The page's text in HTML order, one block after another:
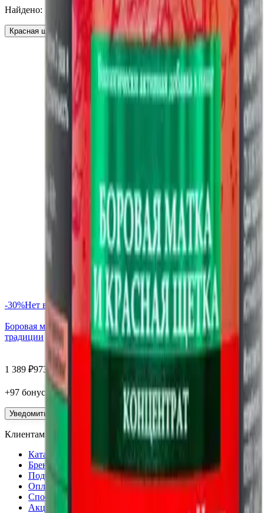
Найдено:
Красная щетка
-30%Нет в наличии
Боровая матка и красная щетка, капсулы, 60 шт. Алтайские
традиции
1 389 ₽973₽
+97 бонус
Уведомить
Клиентам
Каталог
Бренды
Подбор по веществам
Оплата заказов
Способы доставки
Акции